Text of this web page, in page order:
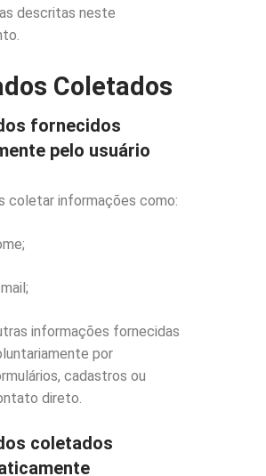
descritas neste
Coletados
fornecidos
pelo usuário
coletar informações como:
informações fornecidas
por
cadastros ou
direto.
coletados